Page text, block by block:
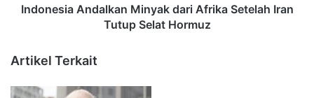
Hormuz
Indonesia Andalkan Minyak dari Afrika Setelah Iran
Tutup Selat Hormuz
Artikel Terkait